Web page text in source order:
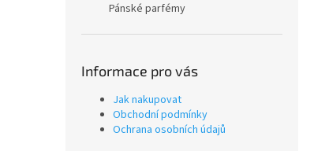
Pánské parfémy
Informace pro vás
Jak nakupovat
Obchodní podmínky
Ochrana osobních údajů